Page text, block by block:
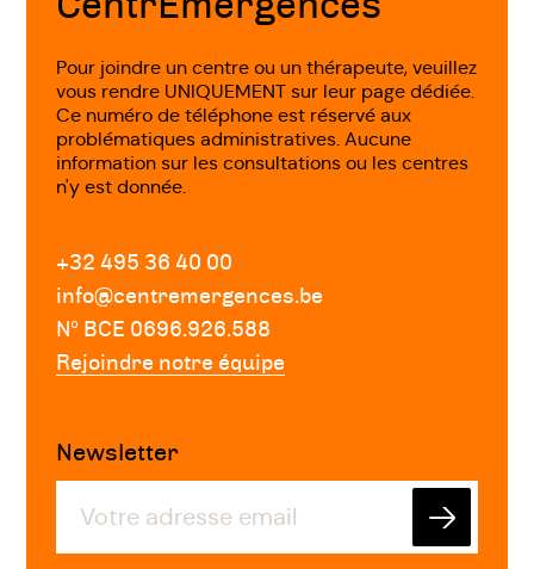
Pour joindre un centre ou un thérapeute, veuillez
vous rendre UNIQUEMENT sur leur page dédiée.
Ce numéro de téléphone est réservé aux
problématiques administratives. Aucune
information sur les consultations ou les centres
n'y est donnée.
+32 495 36 40 00
info@centremergences.be
Nº BCE 0696.926.588
Rejoindre notre équipe
Newsletter